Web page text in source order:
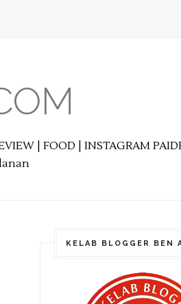
| FOOD | INSTAGRAM
KELAB BLOGGER BEN